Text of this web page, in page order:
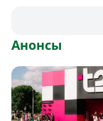
Анонсы